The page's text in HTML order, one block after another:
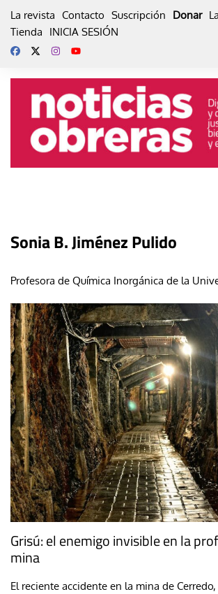
La revista Contacto Suscripción Donar
Tienda
INICIA SESIÓN
Sonia B. Jiménez Pulido
Profesora de Química Inorgánica de la
Grisú: el enemigo invisible en la
mina
El reciente accidente en la mina de